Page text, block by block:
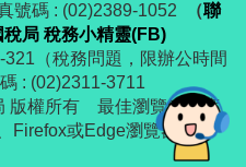
號碼 : (02)2389-1052
（聯
稅局 稅務小精靈(FB)
（稅務問題，限辦公時間
: (02)2311-3711
版權所有 最佳瀏覽解析度
Firefox或Edge瀏覽器